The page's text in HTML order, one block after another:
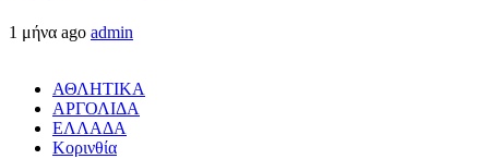
1 μήνα ago admin
ΑΘΛΗΤΙΚΑ
ΑΡΓΟΛΙΔΑ
ΕΛΛΑΔΑ
Κορινθία